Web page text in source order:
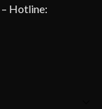
Hotline: